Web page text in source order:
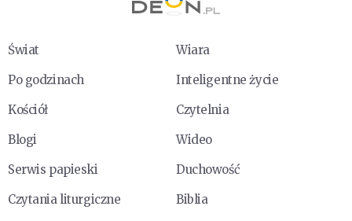
Świat
Wiara
Po godzinach
Inteligentne życie
Kościół
Czytelnia
Blogi
Wideo
Serwis papieski
Duchowość
Czytania liturgiczne
Biblia